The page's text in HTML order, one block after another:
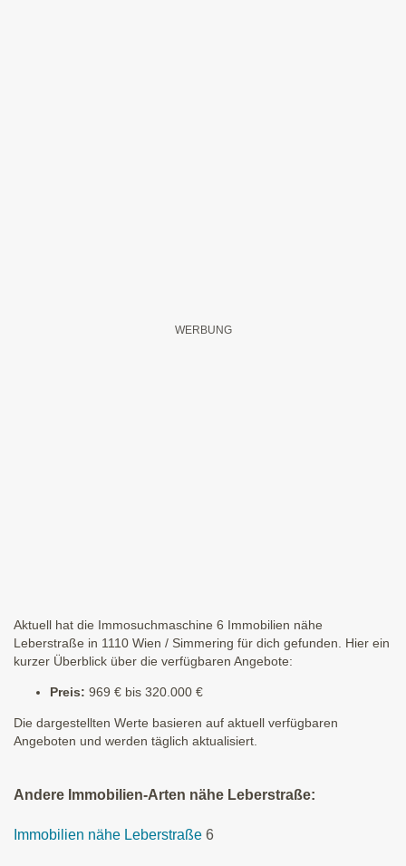
Aktuell hat die Immosuchmaschine 6 Immobilien nähe
Leberstraße in 1110 Wien / Simmering für dich gefunden. Hier ein
kurzer Überblick über die verfügbaren Angebote:
Preis: 969 € bis 320.000 €
Die dargestellten Werte basieren auf aktuell verfügbaren
Angeboten und werden täglich aktualisiert.
Andere Immobilien-Arten nähe Leberstraße:
Immobilien nähe Leberstraße 6